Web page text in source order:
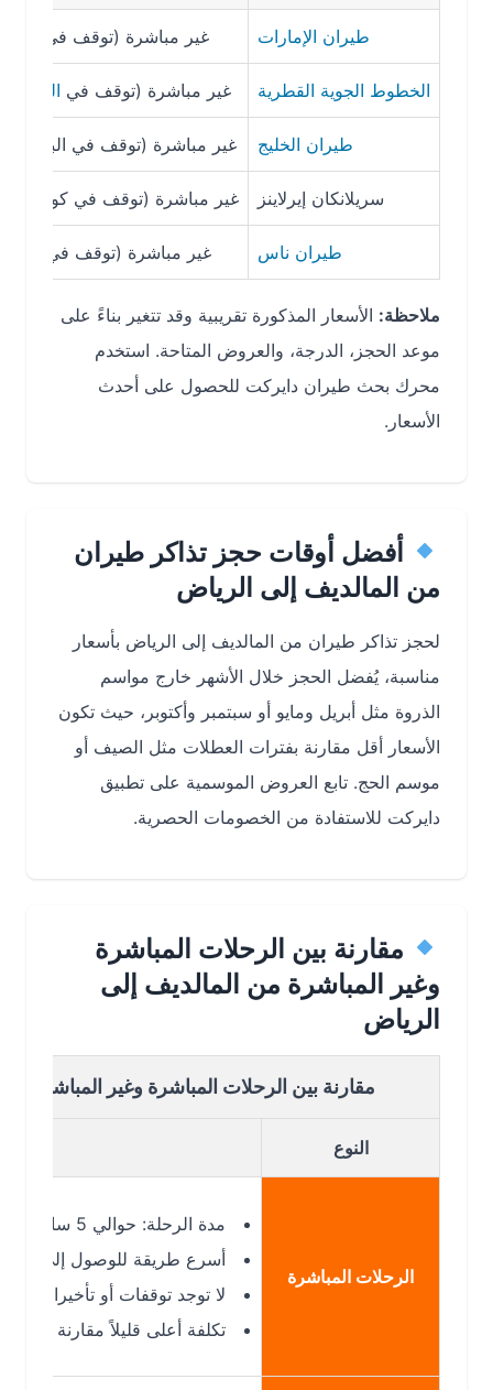
طيران الإمارات غير مباشرة (توقف فيدبي)
الخطوط الجوية القطرية غير مباشرة (توقف فيالدوحة)
طيران الخليج غير مباشرة (توقف في البحرين)
سريلانكان إيرلاينز غير مباشرة (توقف في كولومبو)
طيران ناس غير مباشرة (توقف فيجدة)
ملاحظة:الأسعار المذكورة تقريبية وقد تتغير بناءً على
موعد الحجز، الدرجة، والعروض المتاحة. استخدم
محرك بحث طيران دايركت للحصول على أحدث
الأسعار.
أفضل أوقات حجز تذاكر طيران
من المالديف إلى الرياض
لحجز تذاكر طيران من المالديف إلى الرياض بأسعار
مناسبة، يُفضل الحجز خلال الأشهر خارج مواسم
الذروة مثل أبريل ومايو أو سبتمبر وأكتوبر، حيث تكون
الأسعار أقل مقارنة بفترات العطلات مثل الصيف أو
موسم الحج. تابع العروض الموسمية على تطبيق
دايركت للاستفادة من الخصومات الحصرية.
مقارنة بين الرحلات المباشرة
وغير المباشرة من المالديف إلى
الرياض
مقارنة بين الرحلات المباشرة وغير المباشرة من
الرحلات المباشرة
مدة الرحلة: حوالي 5 ساعات و30 دقيقة
أسرع طريقة للوصول إلى الرياض
لا توجد توقفات أو تأخيرات إضافية
تكلفة أعلى قليلاً مقارنة بالرحلات